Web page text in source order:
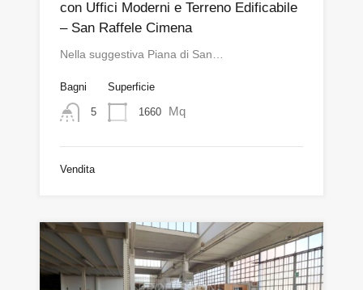
con Uffici Moderni e Terreno Edificabile
– San Raffele Cimena
Nella suggestiva Piana di San…
Bagni
5
Superficie
1660 Mq
Vendita